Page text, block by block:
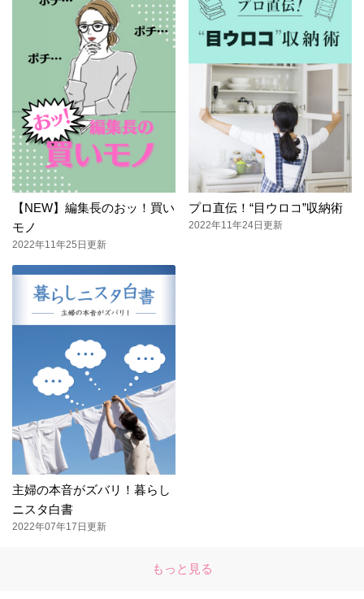
【NEW】編集長のおッ！買い
モノ
2022年11年25日更新
プロ直伝！“目ウロコ”収納術
2022年11年24日更新
主婦の本音がズバリ！暮らし
ニスタ白書
2022年07年17日更新
もっと見る